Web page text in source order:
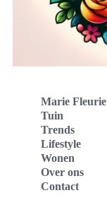
Marie Fleurie
Tuin
Trends
Lifestyle
Wonen
Over ons
Contact